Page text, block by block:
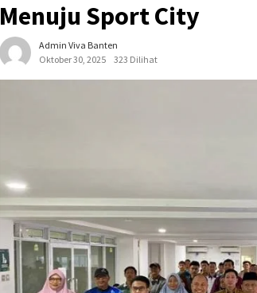
Menuju Sport City
Admin Viva Banten
Oktober 30, 2025
323 Dilihat